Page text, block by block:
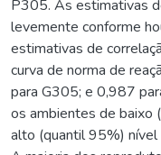
P305. As estimativas
levemente conforme
estimativas de
curva de norma de
para G305; e 0,987
os ambientes de baixo
alto (quantil 95%) nível